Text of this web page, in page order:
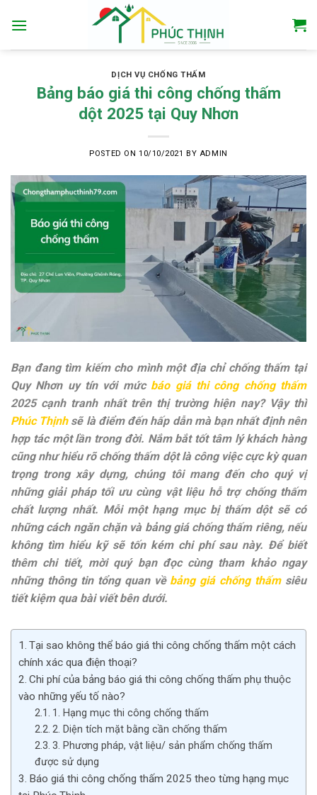
DỊCH VỤ CHỐNG THẤM
Bảng báo giá thi công chống thấm
dột 2025 tại Quy Nhơn
POSTED ON 10/10/2021 BY ADMIN
Bạn đang tìm kiếm cho mình một địa chỉ chống thấm tại
Quy Nhơn uy tín với mứcbáo giá thi công chống thấm
2025 cạnh tranh nhất trên thị trường hiện nay? Vậy thì
Phúc Thịnh sẽ là điểm đến hấp dẫn mà bạn nhất định nên
hợp tác một lần trong đời. Nắm bắt tốt tâm lý khách hàng
cũng như hiểu rõ chống thấm dột là công việc cực kỳ quan
trọng trong xây dựng, chúng tôi mang đến cho quý vị
những giải pháp tối ưu cùng vật liệu hỗ trợ chống thấm
chất lượng nhất. Mỗi một hạng mục bị thấm dột sẽ có
những cách ngăn chặn và bảng giá chống thấm riêng, nếu
không tìm hiểu kỹ sẽ tốn kém chi phí sau này. Để biết
thêm chi tiết, mời quý bạn đọc cùng tham khảo ngay
những thông tin tổng quan về bảng giá chống thấm siêu
tiết kiệm qua bài viết bên dưới.
Tại sao không thể báo giá thi công chống thấm một cách
chính xác qua điện thoại?
Chi phí của bảng báo giá thi công chống thấm phụ thuộc
vào những yếu tố nào?
1. Hạng mục thi công chống thấm
2. Diện tích mặt bằng cần chống thấm
3. Phương pháp, vật liệu/ sản phẩm chống thấm
được sử dụng
Báo giá thi công chống thấm 2025 theo từng hạng mục